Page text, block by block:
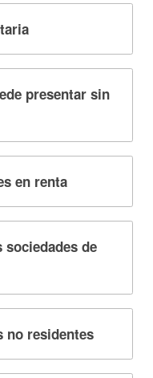
presentar sin
en renta
sociedades de
no residentes